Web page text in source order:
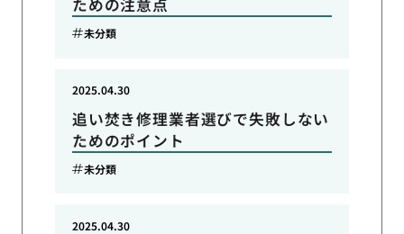
ための注意点
未分類
追い焚き修理業者選びで失敗しない
ためのポイント
2025.04.30
未分類
2025.04.30